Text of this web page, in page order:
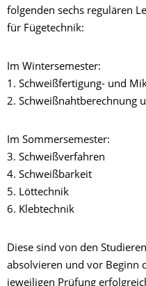
folgenden sechs regulären
für Fügetechnik:
Im Wintersemester:
1. Schweißfertigung- und
2. Schweißnahtberechnung
Im Sommersemester:
3. Schweißverfahren
4. Schweißbarkeit
5. Löttechnik
6. Klebtechnik
Diese sind von den
absolvieren und vor Beginn
jeweiligen Prüfung